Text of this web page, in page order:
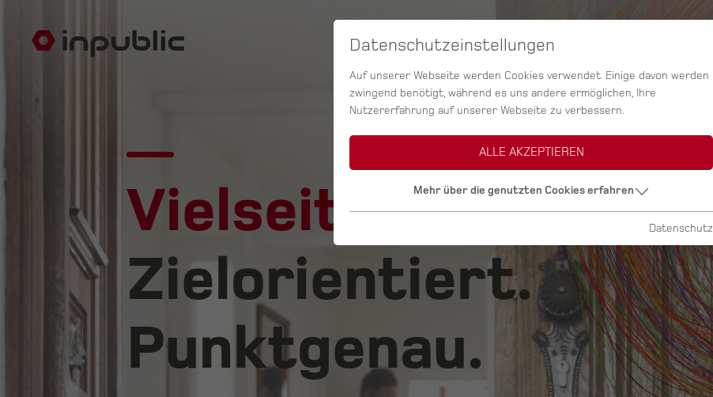
SERVICES AGENTUR
Vielseitig.
Zielorientiert.
Punktgenau.
Datenschutzeinstellungen
Auf unserer Webseite werden Cookies verwendet. Einige davon werden
zwingend benötigt, während es uns andere ermöglichen, Ihre
Nutzererfahrung auf unserer Webseite zu verbessern.
ALLE AKZEPTIEREN
Mehr über die genutzten Cookies erfahren
Datenschutz